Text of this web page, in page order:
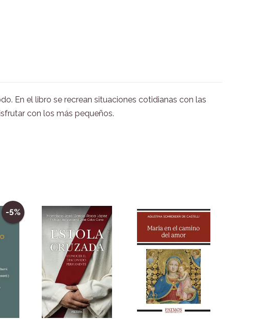
En el libro se recrean situaciones cotidianas con las
con los más pequeños.
-5%